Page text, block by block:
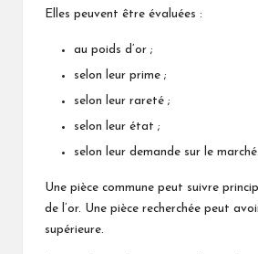
Elles peuvent être évaluées :
au poids d’or ;
selon leur prime ;
selon leur rareté ;
selon leur état ;
selon leur demande sur le marché.
Une pièce commune peut suivre
de l’or. Une pièce recherchée peut
supérieure.